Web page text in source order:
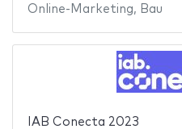
Online-Marketing, Bau
IAB Conecta 2023